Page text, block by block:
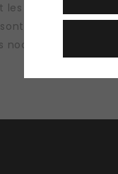
les effets
testés
nocives pendant